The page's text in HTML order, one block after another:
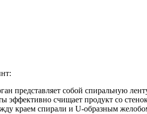
представляет собой спиральную
эффективно счищает продукт со
краем спирали и U-образным